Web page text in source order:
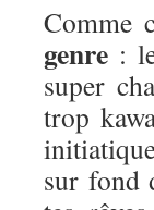
Comme
genre :
super
trop
sur fond